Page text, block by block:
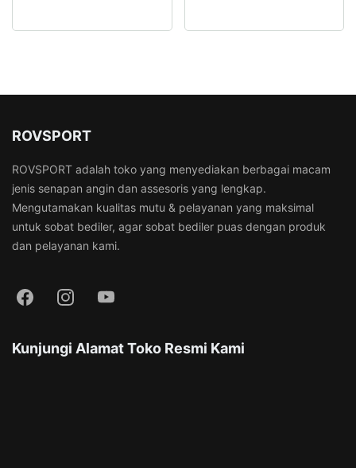
ROVSPORT
ROVSPORT adalah toko yang menyediakan berbagai macam
jenis senapan angin dan assesoris yang lengkap.
Mengutamakan kualitas mutu & pelayanan yang maksimal
untuk sobat bediler, agar sobat bediler puas dengan produk
dan pelayanan kami.
Kunjungi Alamat Toko Resmi Kami